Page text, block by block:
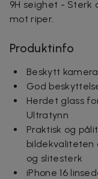
9H seighet - Sterk
mot riper.
Produktinfo
Beskytt
God
Herdet glass
Ultratynn
Praktisk og
bildekvaliteten
og slitesterk
iPhone 16